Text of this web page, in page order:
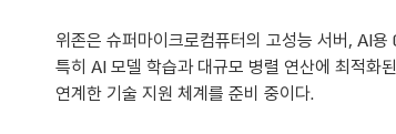
위존은 슈퍼마이크로컴퓨터의 고성능 서버, AI
특히 AI 모델 학습과 대규모 병렬 연산에 최적
연계한 기술 지원 체계를 준비 중이다.